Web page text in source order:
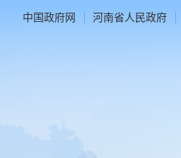
中国政府网 河南省人民政府